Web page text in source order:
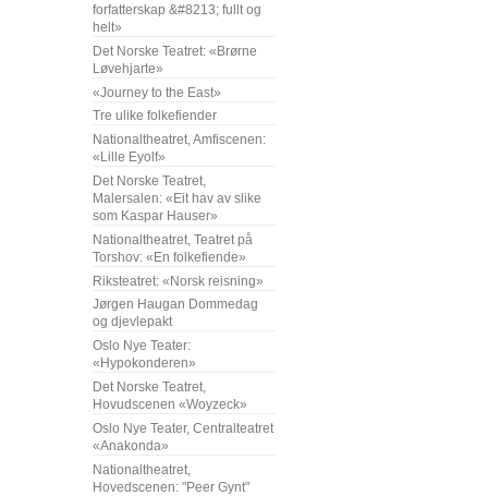
forfatterskap &#8213; fullt og
helt»
Det Norske Teatret: «Brørne
Løvehjarte»
«Journey to the East»
Tre ulike folkefiender
Nationaltheatret, Amfiscenen:
«Lille Eyolf»
Det Norske Teatret,
Malersalen: «Eit hav av slike
som Kaspar Hauser»
Nationaltheatret, Teatret på
Torshov: «En folkefiende»
Riksteatret: «Norsk reisning»
Jørgen Haugan Dommedag
og djevlepakt
Oslo Nye Teater:
«Hypokonderen»
Det Norske Teatret,
Hovudscenen «Woyzeck»
Oslo Nye Teater, Centralteatret
«Anakonda»
Nationaltheatret,
Hovedscenen: "Peer Gynt"